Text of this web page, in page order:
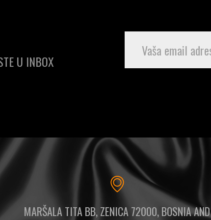
U INBOX
MARŠALA TITA BB, ZENICA 72000, BOSNIA AND